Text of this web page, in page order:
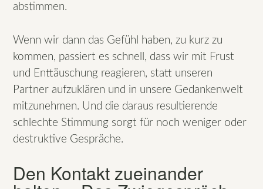
abstimmen.
Wenn wir dann das Gefühl haben, zu kurz zu
kommen, passiert es schnell, dass wir mit Frust
und Enttäuschung reagieren, statt unseren
Partner aufzuklären und in unsere Gedankenwelt
mitzunehmen. Und die daraus resultierende
schlechte Stimmung sorgt für noch weniger oder
destruktive Gespräche.
Den Kontakt zueinander